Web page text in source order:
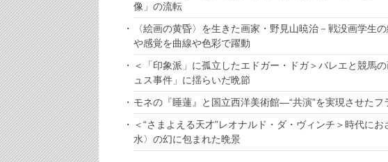
像」の流転
〈絵画の黄昏〉を生きた画家・野見山暁治－戦没画学生
や感覚を曲線や色彩で躍動
＜「印象派」に孤立したエドガー・ドガ＞バレエと競馬
ュス事件」に揺らいだ晩節
モネの『睡蓮』と国立西洋美術館―“共演”を実現させた
＜“さまよえる天才”レオナルド・ダ・ヴィンチ＞時代に
水〉の幻に包まれた晩景